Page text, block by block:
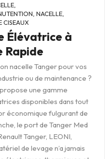
NACELLE
CISEAUX
Élévatrice à
Rapide
nacelle Tanger pour vos
ou de maintenance ?
une gamme
disponibles dans tout
économique fulgurant de
le port de Tanger Med
Tanger, LEONI,
de levage n’a jamais